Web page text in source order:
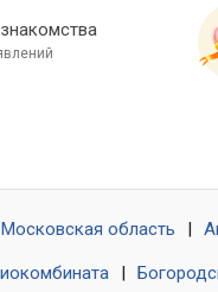
Московская область